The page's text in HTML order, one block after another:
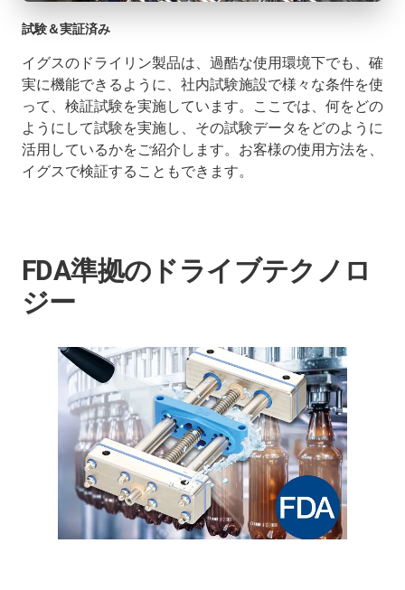
試験＆実証済み
イグスのドライリン製品は、過酷な使用環境下でも、確
実に機能できるように、社内試験施設で様々な条件を使
って、検証試験を実施しています。ここでは、何をどの
ようにして試験を実施し、その試験データをどのように
活用しているかをご紹介します。お客様の使用方法を、
イグスで検証することもできます。
FDA準拠のドライブテクノロ
ジー